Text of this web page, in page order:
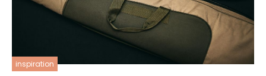
inspiration